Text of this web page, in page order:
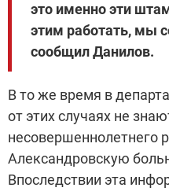
это именно эти
этим работать, мы
сообщил Данилов.
В то же время в
от этих случаях не
несовершеннолетнего
Александровскую
Впоследствии эта